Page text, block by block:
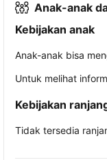
Anak-anak
Kebijakan anak
Anak-anak bisa
Untuk melihat
Kebijakan
Tidak tersedia